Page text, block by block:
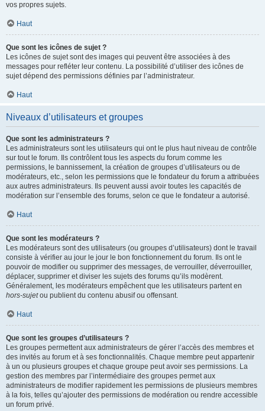
vos propres sujets.
Haut
Que sont les icônes de sujet ?
Les icônes de sujet sont des images qui peuvent être associées à des
messages pour refléter leur contenu. La possibilité d’utiliser des icônes de
sujet dépend des permissions définies par l’administrateur.
Haut
Niveaux d’utilisateurs et groupes
Que sont les administrateurs ?
Les administrateurs sont les utilisateurs qui ont le plus haut niveau de contrôle
sur tout le forum. Ils contrôlent tous les aspects du forum comme les
permissions, le bannissement, la création de groupes d’utilisateurs ou de
modérateurs, etc., selon les permissions que le fondateur du forum a attribuées
aux autres administrateurs. Ils peuvent aussi avoir toutes les capacités de
modération sur l’ensemble des forums, selon ce que le fondateur a autorisé.
Haut
Que sont les modérateurs ?
Les modérateurs sont des utilisateurs (ou groupes d’utilisateurs) dont le travail
consiste à vérifier au jour le jour le bon fonctionnement du forum. Ils ont le
pouvoir de modifier ou supprimer des messages, de verrouiller, déverrouiller,
déplacer, supprimer et diviser les sujets des forums qu’ils modèrent.
Généralement, les modérateurs empêchent que les utilisateurs partent en
hors-sujetou publient du contenu abusif ou offensant.
Haut
Que sont les groupes d’utilisateurs ?
Les groupes permettent aux administrateurs de gérer l’accès des membres et
des invités au forum et à ses fonctionnalités. Chaque membre peut appartenir
à un ou plusieurs groupes et chaque groupe peut avoir ses permissions. La
gestion des membres par l’intermédiaire des groupes permet aux
administrateurs de modifier rapidement les permissions de plusieurs membres
à la fois, telles qu’ajouter des permissions de modération ou rendre accessible
un forum privé.